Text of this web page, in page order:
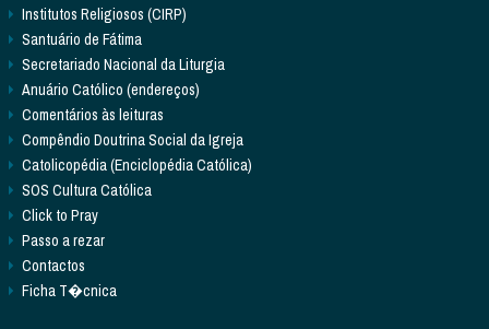
Institutos Religiosos (CIRP)
Santuário de Fátima
Secretariado Nacional da Liturgia
Anuário Católico (endereços)
Comentários às leituras
Compêndio Doutrina Social da Igreja
Catolicopédia (Enciclopédia Católica)
SOS Cultura Católica
Click to Pray
Passo a rezar
Contactos
Ficha T�cnica